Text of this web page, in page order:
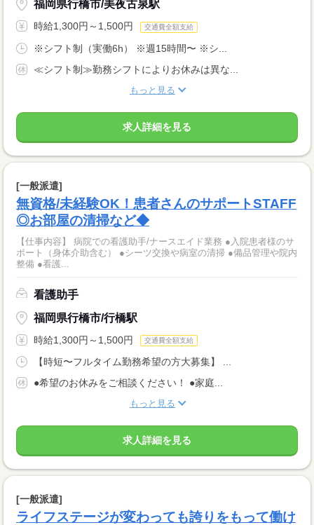
福岡県行橋市/美夜古泉駅
時給1,300円～1,500円 交通費全額支給
※シフト制（実働6h） ※週15時間〜 ※シ...
≪シフト制≫勤務シフトによりお休みは異な...
もっと見る
求人詳細を見る
[一般派遣]
無資格/未経験OK！患者さんのサポートSTAFF
◎お部屋の清掃など◆
【仕事内容】 病院での看護助手/ナースエイド業務 ●入院患者様のサ
ポート（身体介助含む） ●シーツ交換や病室の清掃 ●備品管理や院内
整備 ●看護...
看護助手
福岡県行橋市/行橋駅
時給1,300円～1,500円 交通費全額支給
【時短〜フルタイム勤務希望の方大募集】 ...
●希望のお休みをご相談ください！ ●家庭...
もっと見る
求人詳細を見る
[一般派遣]
ライフステージが変わっても誇りをもって働け